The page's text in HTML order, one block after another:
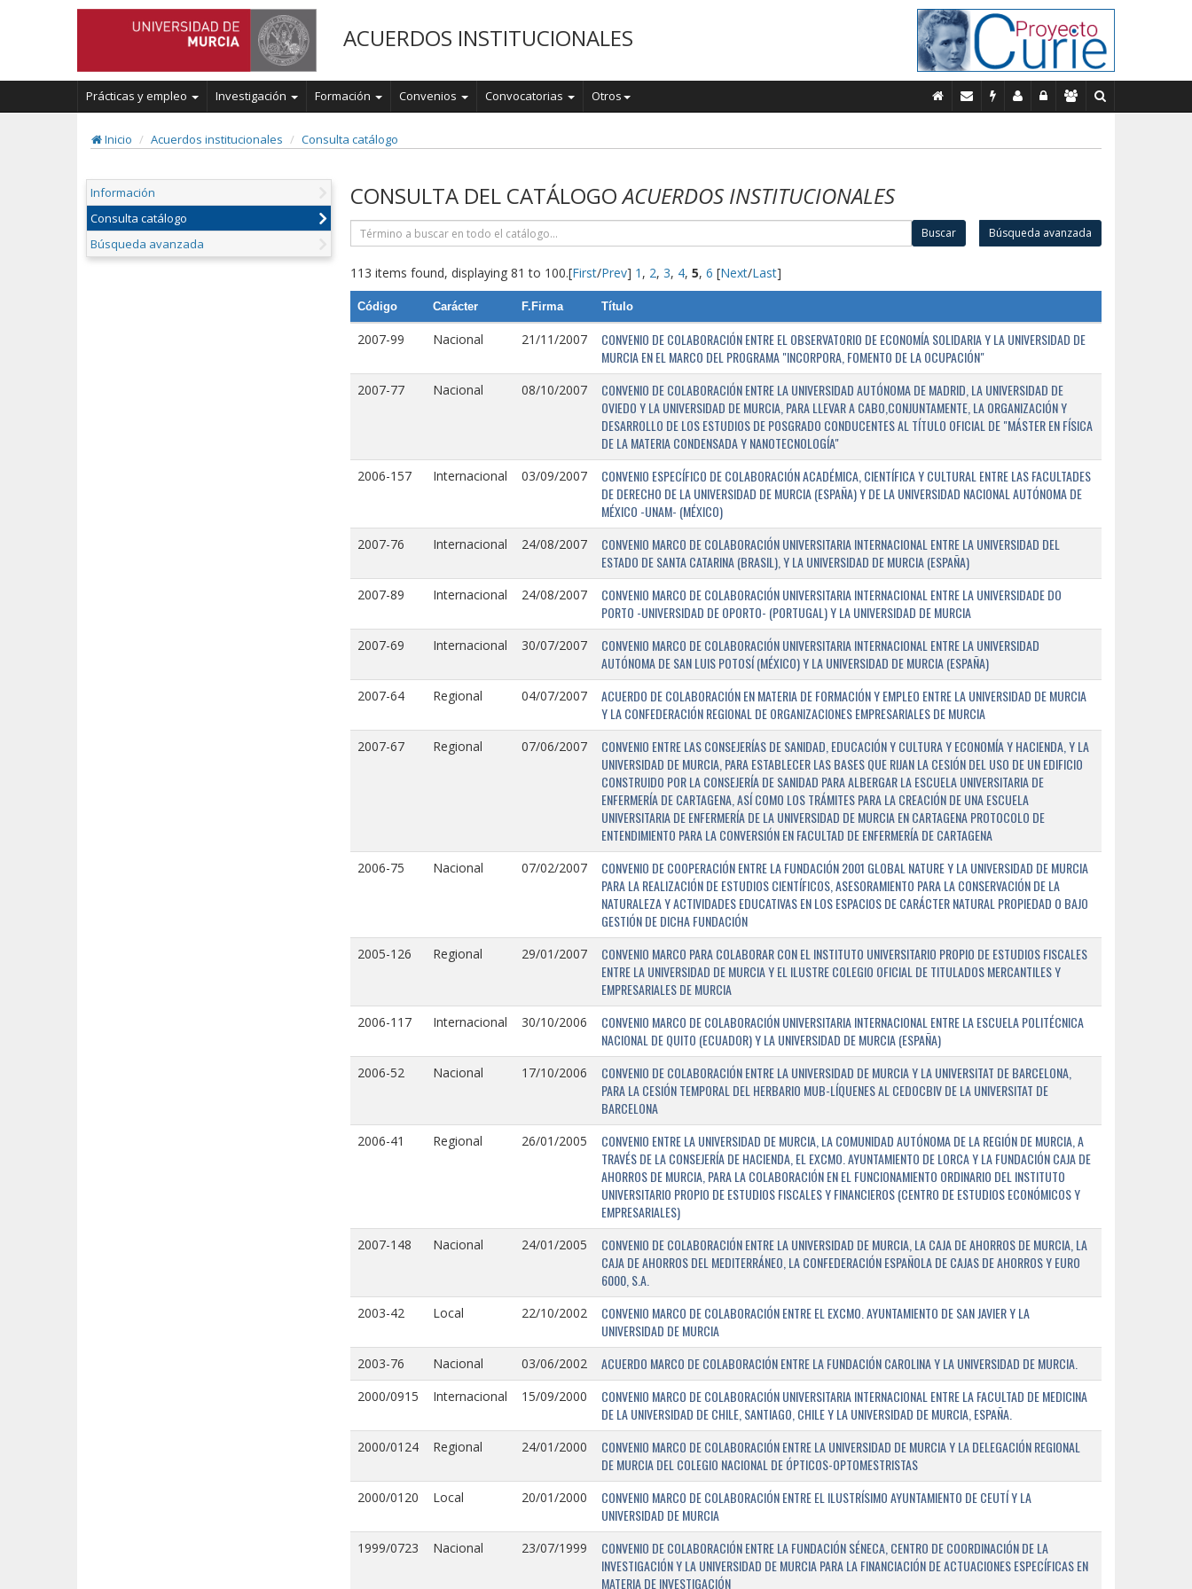
ACUERDOS INSTITUCIONALES
Prácticas y empleo Investigación Formación Convenios Convocatorias Otros
Inicio Acuerdos institucionales Consulta catálogo
Información
Consulta catálogo
Búsqueda avanzada
CONSULTA DEL CATÁLOGOACUERDOS INSTITUCIONALES
Buscar Búsqueda avanzada
113 items found, displaying 81 to 100.[First/Prev] 1 , 2, 3, 4, 5, 6 [Next/Last]
Código Carácter F.Firma Título
2007-99 Nacional 21/11/2007
CONVENIO DE COLABORACIÓN ENTRE EL OBSERVATORIO DE ECONOMÍA SOLIDARIA Y LA UNIVERSIDAD DE
MURCIA EN EL MARCO DEL PROGRAMA "INCORPORA, FOMENTO DE LA OCUPACIÓN"
2007-77 Nacional 08/10/2007
CONVENIO DE COLABORACIÓN ENTRE LA UNIVERSIDAD AUTÓNOMA DE MADRID, LA UNIVERSIDAD DE
OVIEDO Y LA UNIVERSIDAD DE MURCIA, PARA LLEVAR A CABO,CONJUNTAMENTE, LA ORGANIZACIÓN Y
DESARROLLO DE LOS ESTUDIOS DE POSGRADO CONDUCENTES AL TÍTULO OFICIAL DE "MÁSTER EN FÍSICA
DE LA MATERIA CONDENSADA Y NANOTECNOLOGÍA"
2006-157 Internacional 03/09/2007
CONVENIO ESPECÍFICO DE COLABORACIÓN ACADÉMICA, CIENTÍFICA Y CULTURAL ENTRE LAS FACULTADES
DE DERECHO DE LA UNIVERSIDAD DE MURCIA (ESPAÑA) Y DE LA UNIVERSIDAD NACIONAL AUTÓNOMA DE
MÉXICO -UNAM- (MÉXICO)
2007-76 Internacional 24/08/2007
CONVENIO MARCO DE COLABORACIÓN UNIVERSITARIA INTERNACIONAL ENTRE LA UNIVERSIDAD DEL
ESTADO DE SANTA CATARINA (BRASIL), Y LA UNIVERSIDAD DE MURCIA (ESPAÑA)
2007-89 Internacional 24/08/2007
CONVENIO MARCO DE COLABORACIÓN UNIVERSITARIA INTERNACIONAL ENTRE LA UNIVERSIDADE DO
PORTO -UNIVERSIDAD DE OPORTO- (PORTUGAL) Y LA UNIVERSIDAD DE MURCIA
2007-69 Internacional 30/07/2007
CONVENIO MARCO DE COLABORACIÓN UNIVERSITARIA INTERNACIONAL ENTRE LA UNIVERSIDAD
AUTÓNOMA DE SAN LUIS POTOSÍ (MÉXICO) Y LA UNIVERSIDAD DE MURCIA (ESPAÑA)
2007-64 Regional 04/07/2007
ACUERDO DE COLABORACIÓN EN MATERIA DE FORMACIÓN Y EMPLEO ENTRE LA UNIVERSIDAD DE MURCIA
Y LA CONFEDERACIÓN REGIONAL DE ORGANIZACIONES EMPRESARIALES DE MURCIA
2007-67 Regional 07/06/2007
CONVENIO ENTRE LAS CONSEJERÍAS DE SANIDAD, EDUCACIÓN Y CULTURA Y ECONOMÍA Y HACIENDA, Y LA
UNIVERSIDAD DE MURCIA, PARA ESTABLECER LAS BASES QUE RIJAN LA CESIÓN DEL USO DE UN EDIFICIO
CONSTRUIDO POR LA CONSEJERÍA DE SANIDAD PARA ALBERGAR LA ESCUELA UNIVERSITARIA DE
ENFERMERÍA DE CARTAGENA, ASÍ COMO LOS TRÁMITES PARA LA CREACIÓN DE UNA ESCUELA
UNIVERSITARIA DE ENFERMERÍA DE LA UNIVERSIDAD DE MURCIA EN CARTAGENA PROTOCOLO DE
ENTENDIMIENTO PARA LA CONVERSIÓN EN FACULTAD DE ENFERMERÍA DE CARTAGENA
2006-75 Nacional 07/02/2007
CONVENIO DE COOPERACIÓN ENTRE LA FUNDACIÓN 2001 GLOBAL NATURE Y LA UNIVERSIDAD DE MURCIA
PARA LA REALIZACIÓN DE ESTUDIOS CIENTÍFICOS, ASESORAMIENTO PARA LA CONSERVACIÓN DE LA
NATURALEZA Y ACTIVIDADES EDUCATIVAS EN LOS ESPACIOS DE CARÁCTER NATURAL PROPIEDAD O BAJO
GESTIÓN DE DICHA FUNDACIÓN
2005-126 Regional 29/01/2007
CONVENIO MARCO PARA COLABORAR CON EL INSTITUTO UNIVERSITARIO PROPIO DE ESTUDIOS FISCALES
ENTRE LA UNIVERSIDAD DE MURCIA Y EL ILUSTRE COLEGIO OFICIAL DE TITULADOS MERCANTILES Y
EMPRESARIALES DE MURCIA
2006-117 Internacional 30/10/2006
CONVENIO MARCO DE COLABORACIÓN UNIVERSITARIA INTERNACIONAL ENTRE LA ESCUELA POLITÉCNICA
NACIONAL DE QUITO (ECUADOR) Y LA UNIVERSIDAD DE MURCIA (ESPAÑA)
2006-52 Nacional 17/10/2006
CONVENIO DE COLABORACIÓN ENTRE LA UNIVERSIDAD DE MURCIA Y LA UNIVERSITAT DE BARCELONA,
PARA LA CESIÓN TEMPORAL DEL HERBARIO MUB-LÍQUENES AL CEDOCBIV DE LA UNIVERSITAT DE
BARCELONA
2006-41 Regional 26/01/2005
CONVENIO ENTRE LA UNIVERSIDAD DE MURCIA, LA COMUNIDAD AUTÓNOMA DE LA REGIÓN DE MURCIA, A
TRAVÉS DE LA CONSEJERÍA DE HACIENDA, EL EXCMO. AYUNTAMIENTO DE LORCA Y LA FUNDACIÓN CAJA DE
AHORROS DE MURCIA, PARA LA COLABORACIÓN EN EL FUNCIONAMIENTO ORDINARIO DEL INSTITUTO
UNIVERSITARIO PROPIO DE ESTUDIOS FISCALES Y FINANCIEROS (CENTRO DE ESTUDIOS ECONÓMICOS Y
EMPRESARIALES)
2007-148 Nacional 24/01/2005
CONVENIO DE COLABORACIÓN ENTRE LA UNIVERSIDAD DE MURCIA, LA CAJA DE AHORROS DE MURCIA, LA
CAJA DE AHORROS DEL MEDITERRÁNEO, LA CONFEDERACIÓN ESPAÑOLA DE CAJAS DE AHORROS Y EURO
6000, S.A.
2003-42 Local 22/10/2002
CONVENIO MARCO DE COLABORACIÓN ENTRE EL EXCMO. AYUNTAMIENTO DE SAN JAVIER Y LA
UNIVERSIDAD DE MURCIA
2003-76 Nacional 03/06/2002 ACUERDO MARCO DE COLABORACIÓN ENTRE LA FUNDACIÓN CAROLINA Y LA UNIVERSIDAD DE MURCIA.
2000/0915 Internacional 15/09/2000
CONVENIO MARCO DE COLABORACIÓN UNIVERSITARIA INTERNACIONAL ENTRE LA FACULTAD DE MEDICINA
DE LA UNIVERSIDAD DE CHILE, SANTIAGO, CHILE Y LA UNIVERSIDAD DE MURCIA, ESPAÑA.
2000/0124 Regional 24/01/2000
CONVENIO MARCO DE COLABORACIÓN ENTRE LA UNIVERSIDAD DE MURCIA Y LA DELEGACIÓN REGIONAL
DE MURCIA DEL COLEGIO NACIONAL DE ÓPTICOS-OPTOMESTRISTAS
2000/0120 Local 20/01/2000
CONVENIO MARCO DE COLABORACIÓN ENTRE EL ILUSTRÍSIMO AYUNTAMIENTO DE CEUTÍ Y LA
UNIVERSIDAD DE MURCIA
1999/0723 Nacional 23/07/1999
CONVENIO DE COLABORACIÓN ENTRE LA FUNDACIÓN SÉNECA, CENTRO DE COORDINACIÓN DE LA
INVESTIGACIÓN Y LA UNIVERSIDAD DE MURCIA PARA LA FINANCIACIÓN DE ACTUACIONES ESPECÍFICAS EN
MATERIA DE INVESTIGACIÓN